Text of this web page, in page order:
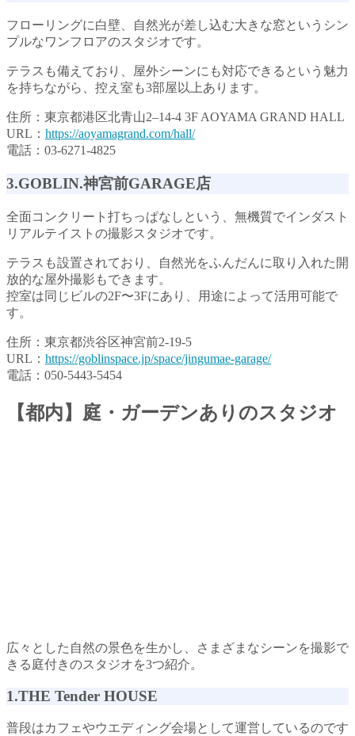
フローリングに白壁、自然光が差し込む大きな窓というシン
プルなワンフロアのスタジオです。
テラスも備えており、屋外シーンにも対応できるという魅力
を持ちながら、控え室も3部屋以上あります。
住所：東京都港区北青山2–14-4 3F AOYAMA GRAND HALL
URL： https://aoyamagrand.com/hall/
電話：03-6271-4825
3.GOBLIN.神宮前GARAGE店
全面コンクリート打ちっぱなしという、無機質でインダスト
リアルテイストの撮影スタジオです。
テラスも設置されており、自然光をふんだんに取り入れた開
放的な屋外撮影もできます。
控室は同じビルの2F〜3Fにあり、用途によって活用可能で
す。
住所：東京都渋谷区神宮前2-19-5
URL： https://goblinspace.jp/space/jingumae-garage/
電話：050-5443-5454
【都内】庭・ガーデンありのスタジオ
広々とした自然の景色を生かし、さまざまなシーンを撮影で
きる庭付きのスタジオを3つ紹介。
1.THE Tender HOUSE
普段はカフェやウエディング会場として運営しているのです